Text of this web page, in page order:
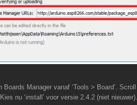
Boards Manager vanaf ‘Tools > Board’.
nu ‘install’ voor versie 2.4.2 (niet nieuwer).